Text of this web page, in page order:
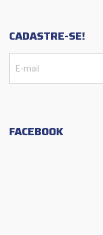
CADASTRE-SE!
FACEBOOK